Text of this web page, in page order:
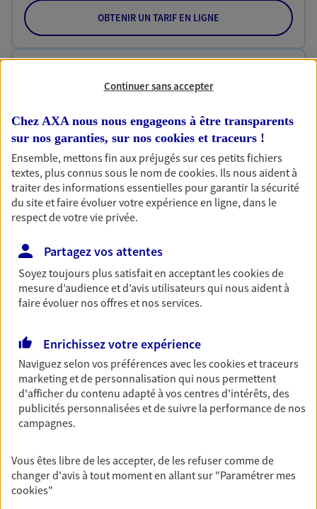
OBTENIR UN TARIF EN LIGNE
Votre logement est unique, comme vous. Le
protégeant ce qui vous tient à coeur.
Découvrir l'offre Habitation
OBTENIR UN TARIF EN LIGNE
Bricoleuse, féru de jardinage, pâtissier en herbe
ou grande lectrice… personne n'est à l'abri d'un
accident du quotidien. Avec Ma Protection
Accident, protégez votre qualité de vie et vos
Découvrir l'offre Garantie Accidents de la Vie
OBTENIR UN TARIF EN LIGNE
Multirisque Entreprise
assurance multirisque entreprise. Un contrat
unique pour protéger vos locaux, matériels pro,
équipements et stocks… sans oublier votre
Continuer sans accepter
Chez AXA nous nous engageons à être transparents
sur nos garanties, sur nos cookies et traceurs !
Ensemble, mettons fin aux préjugés sur ces petits fichiers
textes, plus connus sous le nom decookies. Ils nous aident à
traiter des informations essentielles pour garantir la sécurité
du site et faire évoluer votre expérience en ligne, dans le
respect de votre vie privée.
Partagez vos attentes
Soyez toujours plus satisfait en acceptant lescookiesde
mesure d’audience et d’avis utilisateurs qui nous aident à
faire évoluer nos offres et nos services.
Enrichissez votre expérience
Naviguez selon vos préférences avec lescookies et traceurs
marketing et de personnalisation qui nous permettent
d'afficher du contenu adapté à vos centres d'intérêts, des
publicités personnalisées et de suivre la performance de nos
campagnes.
Vous êtes libre de les accepter, de les refuser comme de
changer d'avis à tout moment en allant sur "Paramétrer mes
cookies"